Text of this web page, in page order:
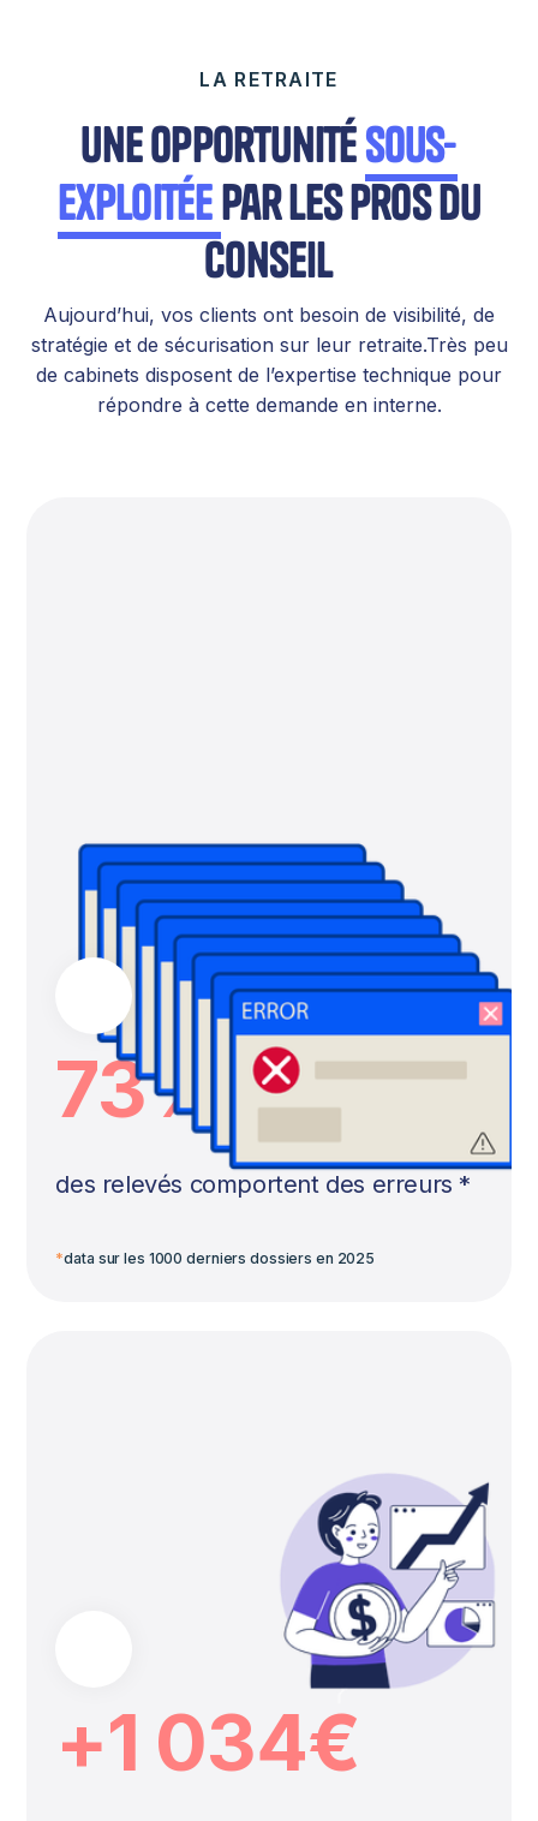
LA RETRAITE
Une opportunitésous-
exploitéepar les pros du
conseil
Aujourd’hui, vos clients ont besoin de visibilité, de
stratégie et de sécurisation sur leur retraite.Très peu
de cabinets disposent de l’expertise technique pour
répondre à cette demande en interne.
73%
des relevés comportent des erreurs *
*data sur les 1000 derniers dossiers en 2025
+1 034€